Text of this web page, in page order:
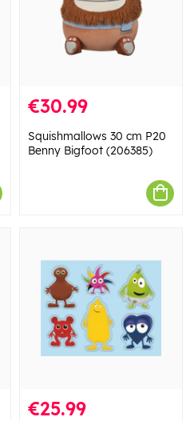
€30.99
Squishmallows 30 cm P20
Benny Bigfoot (206385)
€25.99